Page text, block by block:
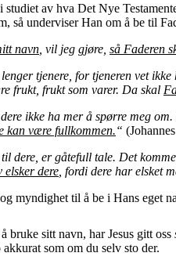
av hva Det Nye
så underviser Han om å be til
navn , vil jeg gjøre, så Faderen
tjenere, for tjeneren vet
frukt, frukt som varer. Da skal
ikke ha mer å spørre meg
kan være fullkommen.“
dere, er gåtefull tale. Det
dere , fordi dere har elsket
myndighet til å be i Hans eget
bruke sitt navn, har Jesus gitt oss
som om du selv sto der.